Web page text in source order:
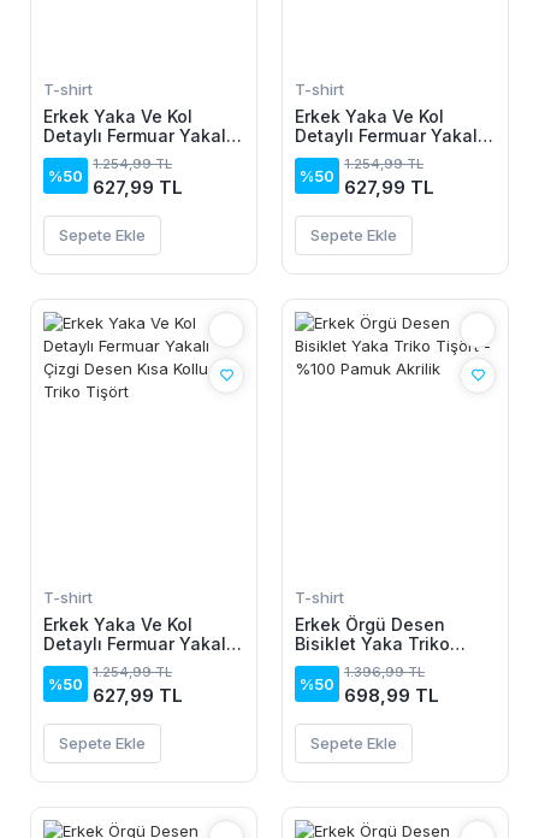
T-shirt
Erkek Yaka Ve Kol
Detaylı Fermuar Yakalı
Çizgi Desen Kısa Kollu
Triko Tişört
%50
1.254,99 TL
627,99 TL
Sepete Ekle
T-shirt
Erkek Yaka Ve Kol
Detaylı Fermuar Yakalı
Çizgi Desen Kısa Kollu
Triko Tişört
%50
1.254,99 TL
627,99 TL
Sepete Ekle
T-shirt
Erkek Yaka Ve Kol
Detaylı Fermuar Yakalı
Çizgi Desen Kısa Kollu
Triko Tişört
%50
1.254,99 TL
627,99 TL
Sepete Ekle
T-shirt
Erkek Örgü Desen
Bisiklet Yaka Triko
Tişört - %100 Pamuk
Akrilik
%50
1.396,99 TL
698,99 TL
Sepete Ekle